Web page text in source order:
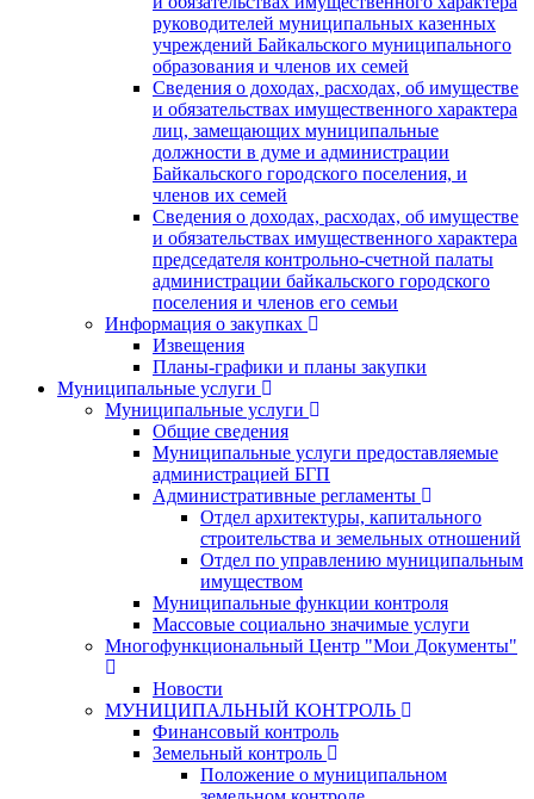
руководителей муниципальных казенных
учреждений Байкальского муниципального
образования и членов их семей
Сведения о доходах, расходах, об имуществе
и обязательствах имущественного характера
лиц, замещающих муниципальные
должности в думе и администрации
Байкальского городского поселения, и
членов их семей
Сведения о доходах, расходах, об имуществе
и обязательствах имущественного характера
председателя контрольно-счетной палаты
администрации байкальского городского
поселения и членов его семьи
Информация о закупках
Извещения
Планы-графики и планы закупки
Муниципальные услуги
Муниципальные услуги
Общие сведения
Муниципальные услуги предоставляемые
администрацией БГП
Административные регламенты
Отдел архитектуры, капитального
строительства и земельных отношений
Отдел по управлению муниципальным
имуществом
Муниципальные функции контроля
Массовые социально значимые услуги
Многофункциональный Центр "Мои Документы"
Новости
МУНИЦИПАЛЬНЫЙ КОНТРОЛЬ
Финансовый контроль
Земельный контроль
Положение о муниципальном